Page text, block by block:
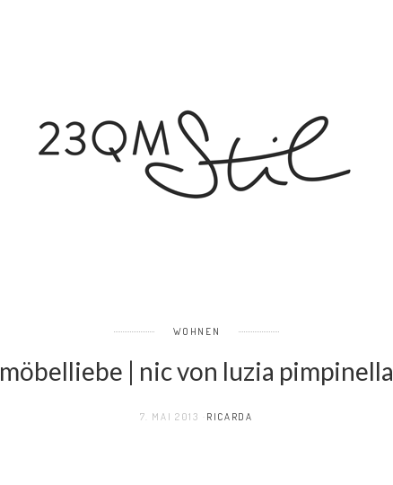
WOHNEN
möbelliebe | nic von luzia pimpinella
7. MAI 2013 RICARDA